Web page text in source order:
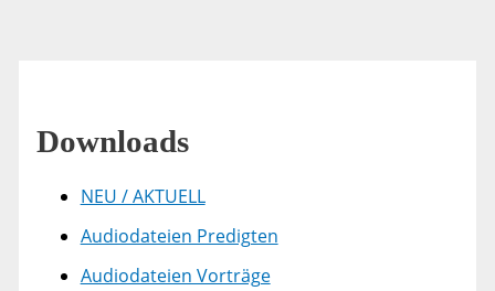
Downloads
NEU / AKTUELL
Audiodateien Predigten
Audiodateien Vorträge